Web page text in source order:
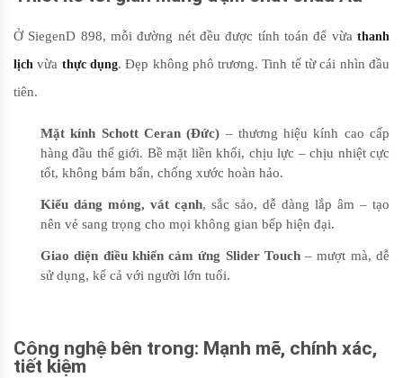
Ở SiegenD 898, mỗi đường nét đều được tính toán để vừa thanh
lịch vừa thực dụng. Đẹp không phô trương. Tinh tế từ cái nhìn đầu
tiên.
Mặt kính Schott Ceran (Đức) – thương hiệu kính cao cấp
hàng đầu thế giới. Bề mặt liền khối, chịu lực – chịu nhiệt cực
tốt, không bám bẩn, chống xước hoàn hảo.
Kiểu dáng mỏng, vát cạnh, sắc sảo, dễ dàng lắp âm – tạo
nên vẻ sang trọng cho mọi không gian bếp hiện đại.
Giao diện điều khiển cảm ứng Slider Touch– mượt mà, dễ
sử dụng, kể cả với người lớn tuổi.
Công nghệ bên trong: Mạnh mẽ, chính xác,
tiết kiệm